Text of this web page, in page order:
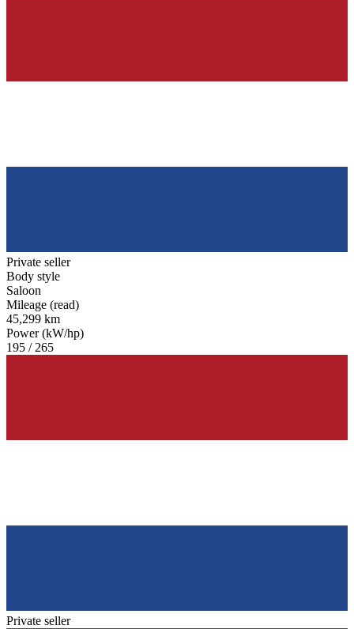
Private seller
Body style
Saloon
Mileage (read)
45,299 km
Power (kW/hp)
195 / 265
Private seller